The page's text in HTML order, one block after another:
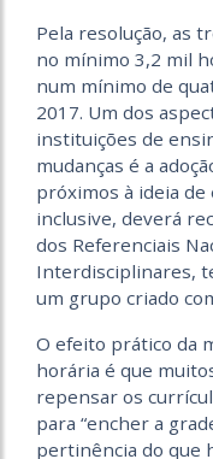
Pela resolução, as
no mínimo 3,2 mil
num mínimo de
2017. Um dos
instituições de
mudanças é a
próximos à ideia
inclusive, deverá
dos Referenciais
Interdisciplinares,
um grupo criado
O efeito prático da
horária é que
repensar os
para “encher a
pertinência do que